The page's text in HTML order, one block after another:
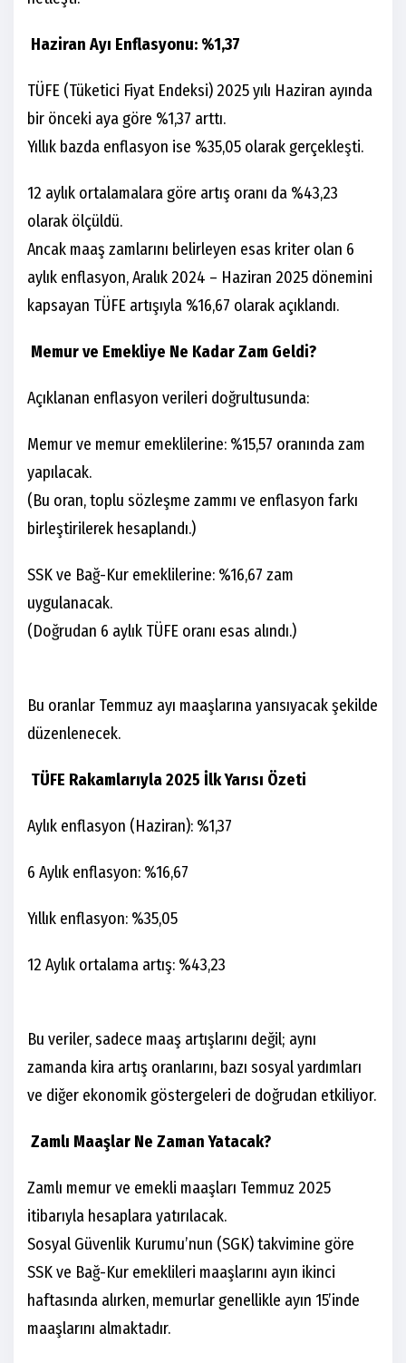
Haziran Ayı Enflasyonu: %1,37
TÜFE (Tüketici Fiyat Endeksi) 2025 yılı Haziran ayında
bir önceki aya göre %1,37 arttı.
Yıllık bazda enflasyon ise %35,05 olarak gerçekleşti.
12 aylık ortalamalara göre artış oranı da %43,23
olarak ölçüldü.
Ancak maaş zamlarını belirleyen esas kriter olan 6
aylık enflasyon, Aralık 2024 – Haziran 2025 dönemini
kapsayan TÜFE artışıyla %16,67 olarak açıklandı.
Memur ve Emekliye Ne Kadar Zam Geldi?
Açıklanan enflasyon verileri doğrultusunda:
Memur ve memur emeklilerine: %15,57 oranında zam
yapılacak.
(Bu oran, toplu sözleşme zammı ve enflasyon farkı
birleştirilerek hesaplandı.)
SSK ve Bağ-Kur emeklilerine: %16,67 zam
uygulanacak.
(Doğrudan 6 aylık TÜFE oranı esas alındı.)
Bu oranlar Temmuz ayı maaşlarına yansıyacak şekilde
düzenlenecek.
TÜFE Rakamlarıyla 2025 İlk Yarısı Özeti
Aylık enflasyon (Haziran): %1,37
6 Aylık enflasyon: %16,67
Yıllık enflasyon: %35,05
12 Aylık ortalama artış: %43,23
Bu veriler, sadece maaş artışlarını değil; aynı
zamanda kira artış oranlarını, bazı sosyal yardımları
ve diğer ekonomik göstergeleri de doğrudan etkiliyor.
Zamlı Maaşlar Ne Zaman Yatacak?
Zamlı memur ve emekli maaşları Temmuz 2025
itibarıyla hesaplara yatırılacak.
Sosyal Güvenlik Kurumu’nun (SGK) takvimine göre
SSK ve Bağ-Kur emeklileri maaşlarını ayın ikinci
haftasında alırken, memurlar genellikle ayın 15’inde
maaşlarını almaktadır.